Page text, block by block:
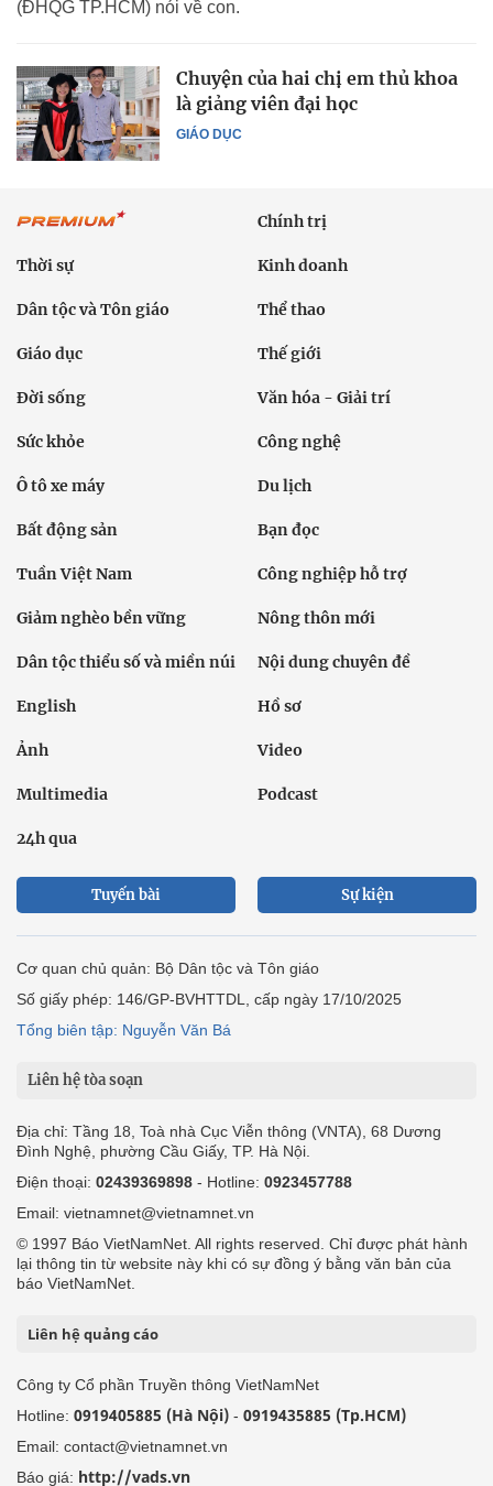
(ĐHQG TP.HCM) nói về con.
GIÁO DỤC
Chuyện của hai chị em thủ khoa
là giảng viên đại học
Chính trị
Thời sự Kinh doanh
Dân tộc và Tôn giáo Thể thao
Giáo dục Thế giới
Đời sống Văn hóa - Giải trí
Sức khỏe Công nghệ
Ô tô xe máy Du lịch
Bất động sản Bạn đọc
Tuần Việt Nam Công nghiệp hỗ trợ
Giảm nghèo bền vững Nông thôn mới
Dân tộc thiểu số và miền núi Nội dung chuyên đề
English Hồ sơ
Ảnh Video
Multimedia Podcast
24h qua
Tuyến bài Sự kiện
Cơ quan chủ quản: Bộ Dân tộc và Tôn giáo
Số giấy phép: 146/GP-BVHTTDL, cấp ngày 17/10/2025
Tổng biên tập: Nguyễn Văn Bá
Liên hệ tòa soạn
Địa chỉ: Tầng 18, Toà nhà Cục Viễn thông (VNTA), 68 Dương
Đình Nghệ, phường Cầu Giấy, TP. Hà Nội.
Điện thoại: 02439369898 - Hotline: 0923457788
Email: vietnamnet@vietnamnet.vn
© 1997 Báo VietNamNet. All rights reserved. Chỉ được phát hành
lại thông tin từ website này khi có sự đồng ý bằng văn bản của
báo VietNamNet.
Liên hệ quảng cáo
Công ty Cổ phần Truyền thông VietNamNet
Hotline: 0919405885 (Hà Nội) - 0919435885 (Tp.HCM)
Email: contact@vietnamnet.vn
Báo giá: http://vads.vn